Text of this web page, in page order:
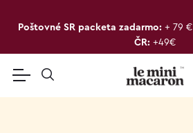
Poštovné SR packeta zadarmo: + 79 €
ČR: +49€